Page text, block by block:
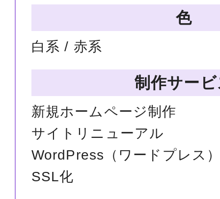
色
白系 / 赤系
制作サー
新規ホームページ制作
サイトリニューアル
WordPress（ワードプレス
SSL化